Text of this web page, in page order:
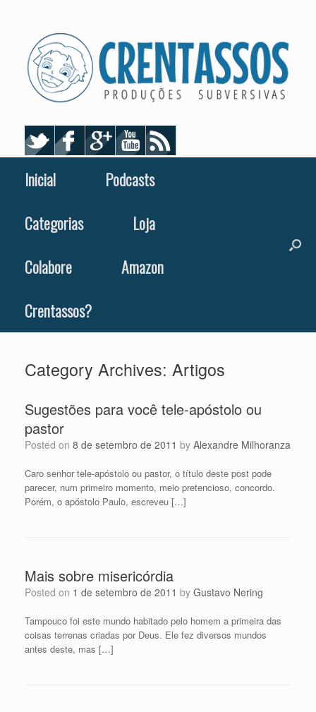
Inicial
Podcasts
Categorias
Loja
Colabore
Amazon
Crentassos?
Category Archives: Artigos
Sugestões para você tele-apóstolo ou
pastor
Posted on 8 de setembro de 2011 by Alexandre Milhoranza
Caro senhor tele-apóstolo ou pastor, o título deste post pode
parecer, num primeiro momento, meio pretencioso, concordo.
Porém, o apóstolo Paulo, escreveu […]
Mais sobre misericórdia
Posted on 1 de setembro de 2011 by Gustavo Nering
Tampouco foi este mundo habitado pelo homem a primeira das
coisas terrenas criadas por Deus. Ele fez diversos mundos
antes deste, mas […]